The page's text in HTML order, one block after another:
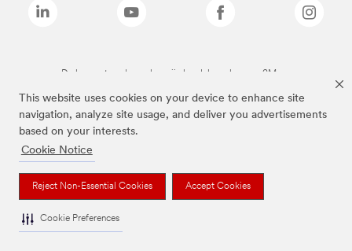
This website uses cookies on your device to enhance site
navigation, analyze site usage, and deliver you advertisements
based on your interests.
Cookie Notice
Reject Non-Essential Cookies Accept Cookies
Cookie Preferences
De bovenstaande merken zijn handelsmerken van 3M.we